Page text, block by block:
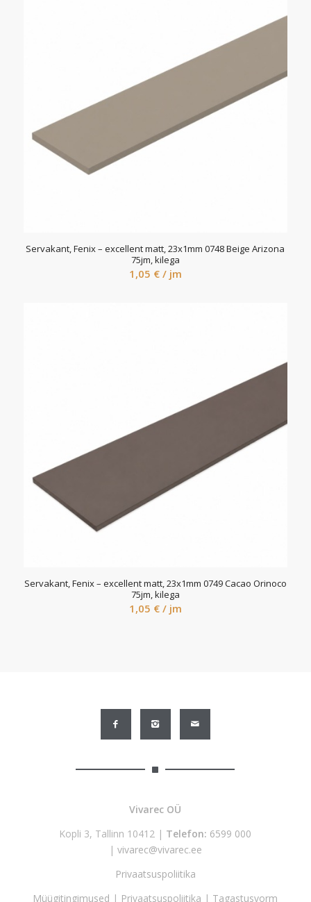
Servakant, Fenix – excellent matt, 23x1mm 0748 Beige Arizona
75jm, kilega
1,05 € / jm
Servakant, Fenix – excellent matt, 23x1mm 0749 Cacao Orinoco
75jm, kilega
1,05 € / jm
Vivarec OÜ
Kopli 3, Tallinn 10412 | Telefon: 6599 000
| vivarec@vivarec.ee
Privaatsuspoliitika
Müügitingimused | Privaatsuspoliitika | Tagastusvorm